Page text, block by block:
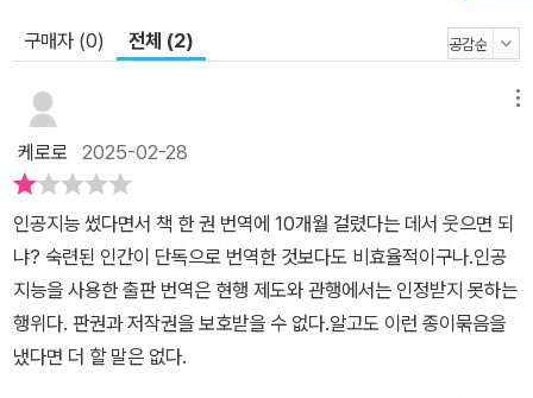
구매자 (0) 전체 (2)
케로로 2025-02-28
인공지능 썼다면서 책 한 권 번역에 10개월 걸렸다는 데서 웃으면 되
냐? 숙련된 인간이 단독으로 번역한 것보다도 비효율적이구나.인공
지능을 사용한 출판 번역은 현행 제도와 관행에서는 인정받지 못하는
행위다. 판권과 저작권을 보호받을 수 없다.알고도 이런 종이묶음을
냈다면 더 할 말은 없다.